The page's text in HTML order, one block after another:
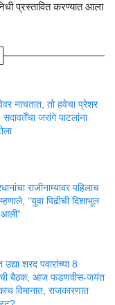
प्रस्तावित करण्यात आला
नाचतात, तो हवेचा प्रेशर
जरांगे पाटलांना
राजीनाम्यावर पहिलाच
“युवा पिढीची दिशाभूल
उद्या शरद पवारांच्या 8
बैठक; आज फडणवीस-जयंत
विमानात, राजकारणात